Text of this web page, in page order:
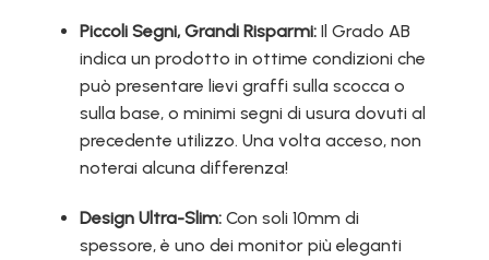
Piccoli Segni, Grandi Risparmi:Il Grado AB
indica un prodotto in ottime condizioni che
può presentare lievi graffi sulla scocca o
sulla base, o minimi segni di usura dovuti al
precedente utilizzo. Una volta acceso, non
noterai alcuna differenza!
Design Ultra-Slim:Con soli 10mm di
spessore, è uno dei monitor più eleganti